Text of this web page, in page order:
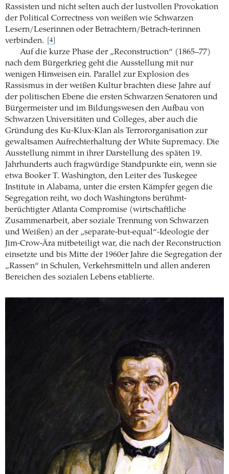
Rassisten und nicht selten auch der lustvollen Provokation
der Political Correctness von weißen wie Schwarzen
Lesern/Leserinnen oder Betrachtern/Betrach-terinnen
verbinden.
[4]
Auf die kurze Phase der „Reconstruction“ (1865–77)
nach dem Bürgerkrieg geht die Ausstellung mit nur
wenigen Hinweisen ein. Parallel zur Explosion des
Rassismus in der weißen Kultur brachten diese Jahre auf
der politischen Ebene die ersten Schwarzen Senatoren und
Bürgermeister und im Bildungswesen den Aufbau von
Schwarzen Universitäten und Colleges, aber auch die
Gründung des Ku-Klux-Klan als Terrororganisation zur
gewaltsamen Aufrechterhaltung der White Supremacy. Die
Ausstellung nimmt in ihrer Darstellung des späten 19.
Jahrhunderts auch fragwürdige Standpunkte ein, wenn sie
etwa Booker T. Washington, den Leiter des Tuskegee
Institute in Alabama, unter die ersten Kämpfer gegen die
Segregation reiht, wo doch Washingtons berühmt-
berüchtigter Atlanta Compromise (wirtschaftliche
Zusammenarbeit, aber soziale Trennung von Schwarzen
und Weißen) an der „separate-but-equal“-Ideologie der
Jim-Crow-Ära mitbeteiligt war, die nach der Reconstruction
einsetzte und bis Mitte der 1960er Jahre die Segregation der
„Rassen“ in Schulen, Verkehrsmitteln und allen anderen
Bereichen des sozialen Lebens etablierte.